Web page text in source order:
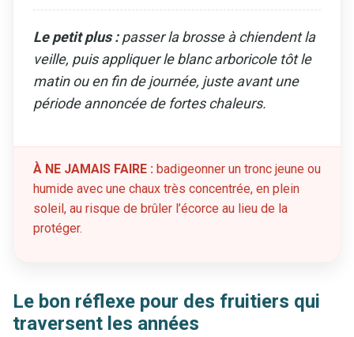
Le petit plus :passer la brosse à chiendent la
veille, puis appliquer le blanc arboricole tôt le
matin ou en fin de journée, juste avant une
période annoncée de fortes chaleurs.
À NE JAMAIS FAIRE : badigeonner un tronc jeune ou
humide avec une chaux très concentrée, en plein
soleil, au risque de brûler l’écorce au lieu de la
protéger.
Le bon réflexe pour des fruitiers qui
traversent les années